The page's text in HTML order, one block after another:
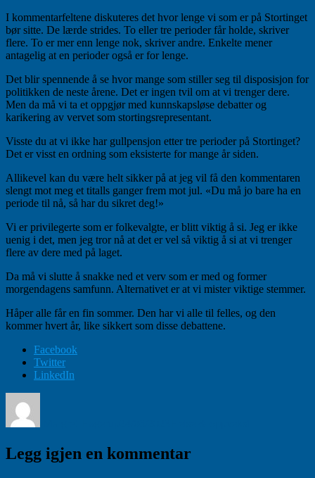
I kommentarfeltene diskuteres det hvor lenge vi som er på Stortinget
bør sitte. De lærde strides. To eller tre perioder får holde, skriver
flere. To er mer enn lenge nok, skriver andre. Enkelte mener
antagelig at en perioder også er for lenge.
Det blir spennende å se hvor mange som stiller seg til disposisjon for
politikken de neste årene. Det er ingen tvil om at vi trenger dere.
Men da må vi ta et oppgjør med kunnskapsløse debatter og
karikering av vervet som stortingsrepresentant.
Visste du at vi ikke har gullpensjon etter tre perioder på Stortinget?
Det er visst en ordning som eksisterte for mange år siden.
Allikevel kan du være helt sikker på at jeg vil få den kommentaren
slengt mot meg et titalls ganger frem mot jul. «Du må jo bare ha en
periode til nå, så har du sikret deg!»
Vi er privilegerte som er folkevalgte, er blitt viktig å si. Jeg er ikke
uenig i det, men jeg tror nå at det er vel så viktig å si at vi trenger
flere av dere med på laget.
Da må vi slutte å snakke ned et verv som er med og former
morgendagens samfunn. Alternativet er at vi mister viktige stemmer.
Håper alle får en fin sommer. Den har vi alle til felles, og den
kommer hvert år, like sikkert som disse debattene.
Facebook
Twitter
LinkedIn
Legg igjen en kommentar